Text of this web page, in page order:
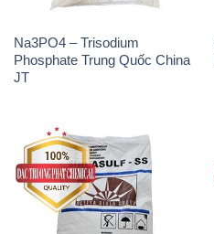
Na3PO4 – Trisodium
Phosphate Trung Quốc China
JT